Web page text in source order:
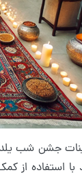
جشن شب
استفاده از